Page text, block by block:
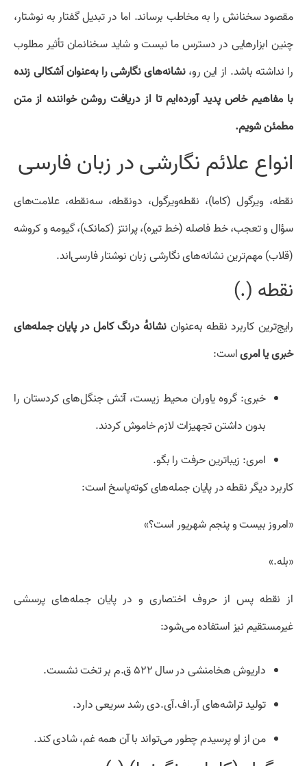
مقصود سخنانش را به مخاطب برساند. اما در تبدیل گفتار به نوشتار،
چنین ابزارهایی در دسترس ما نیست و شاید سخنانمان تأثیر مطلوب
را نداشته باشد. از این رو،نشانه‌های نگارشی را به‌عنوان اَشکالی زنده
با مفاهیم خاص پدید آورده‌ایم تا از دریافت روشن خواننده از متن
مطمئن شویم.
انواع علائم نگارشی در زبان فارسی
نقطه، ویرگول (کاما)، نقطه‌ویرگول، دونقطه، سه‌نقطه، علامت‌های
سؤال و تعجب، خط فاصله (خط تیره)، پرانتز (کمانک)، گیومه و کروشه
(قلاب) مهم‌ترین نشانه‌های نگارشی زبان نوشتار فارسی‌اند.
نقطه (.)
رایج‌ترین کاربرد نقطه به‌عنوان نشانهٔ درنگ کامل در پایان جمله‌های
خبری یا امریاست:
خبری: گروه یاوران محیط زیست، آتش جنگل‌های کردستان را
بدون داشتن تجهیزات لازم خاموش کردند.
امری: زیباترین حرفت را بگو.
کاربرد دیگر نقطه در پایان جمله‌های کوته‌پاسخ است:
«امروز بیست و پنجم شهریور است؟»
«بله.»
از نقطه پس از حروف اختصاری و در پایان جمله‌های پرسشی
غیرمستقیم نیز استفاده می‌شود:
داریوش هخامنشی در سال ۵۲۲ ق.م بر تخت نشست.
تولید تراشه‌های آر.اف.آی.دی رشد سریعی دارد.
من از او پرسیدم چطور می‌تواند با آن همه غم، شادی کند.